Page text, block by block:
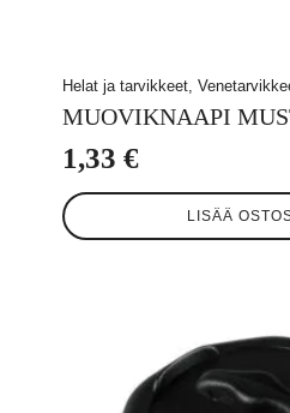
Helat ja tarvikkeet,
MUOVIKNAAPI
1,33 €
LISÄÄ